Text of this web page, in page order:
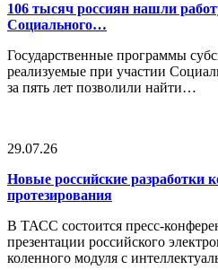
106 тысяч россиян нашли
Социального…
Государственные программы
реализуемые при участии
за пять лет позволили найти…
29.07.26
Новые российские разработки
протезирования
В ТАСС состоится пресс-
презентации российского
коленного модуля с